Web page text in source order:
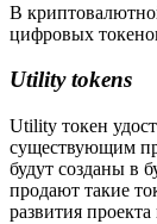
В
цифровых
Utility tokens
Utility токен
существующим
будут созданы в
продают такие
развития